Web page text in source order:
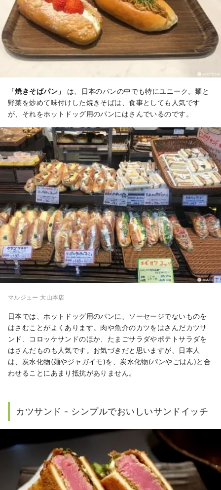
「焼きそばパン」
は、日本のパンの中でも特にユニーク。麺と
野菜を炒めて味付けした焼きそばは、食事としても人気です
が、それをホットドッグ用のパンにはさんでいるのです。
マルジュー 大山本店
日本では、ホットドッグ用のパンに、ソーセージでないものを
はさむことがよくあります。肉や魚介のカツをはさんだカツサ
ンド、コロッケサンドのほか、たまごサラダやポテトサラダを
はさんだものも人気です。お気づきだと思いますが、日本人
は、炭水化物(麺やジャガイモ)を、炭水化物(パンやごはん)と合
わせることにあまり抵抗がありません。
カツサンド - シンプルでおいしいサンドイッチ